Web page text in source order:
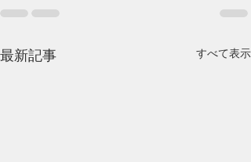
最新記事 すべて表示